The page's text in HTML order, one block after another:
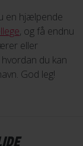
en hjælpende
, og få endnu
eller
du kan
God leg!